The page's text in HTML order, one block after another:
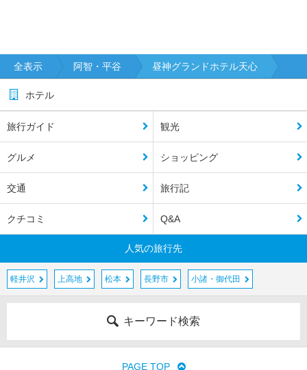
全表示 阿智・平谷 昼神グランドホテル天心
ホテル
旅行ガイド 観光
グルメ ショッピング
交通 旅行記
クチコミ Q&A
人気の旅行先
軽井沢 上高地 松本 長野市 小諸・御代田
キーワード検索
PAGE TOP